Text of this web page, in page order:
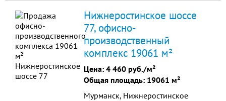
3845 кв.м. Собственные РП и ТП,
линия ЛЭП.
Нижнеростинское шоссе
77, офисно-
производственный
комплекс 19061 м²
Цена: 4 460 руб./м²
Общая площадь: 19061 м²
Мурманск, Нижнеростинское